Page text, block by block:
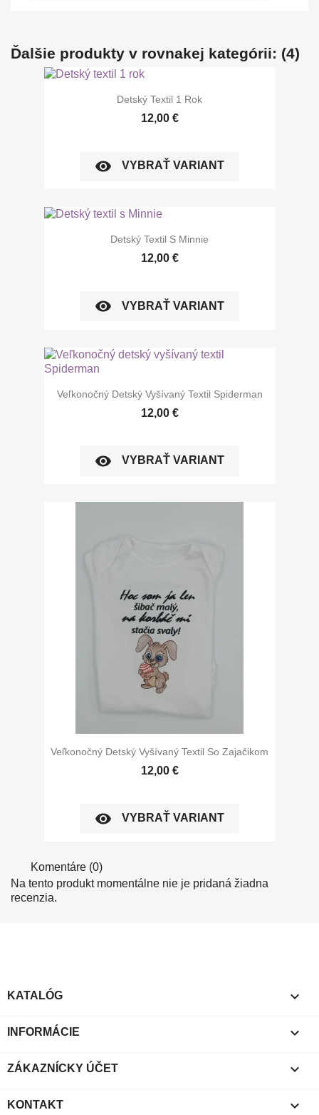
Ďalšie produkty v rovnakej kategórii: (4)
Detský Textil 1 Rok
12,00 €
visibility VYBRAŤ VARIANT
Detský Textil S Minnie
12,00 €
visibility VYBRAŤ VARIANT
Veľkonočný Detský Vyšívaný Textil Spiderman
12,00 €
visibility VYBRAŤ VARIANT
Veľkonočný Detský Vyšívaný Textil So Zajačikom
12,00 €
visibility VYBRAŤ VARIANT
Komentáre (0)
Na tento produkt momentálne nie je pridaná žiadna
recenzia.
KATALÓG 
INFORMÁCIE 
ZÁKAZNÍCKY ÚČET 
KONTAKT 